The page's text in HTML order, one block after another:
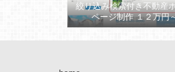
絞り込み検索付き不動産
ページ制作 １２万円